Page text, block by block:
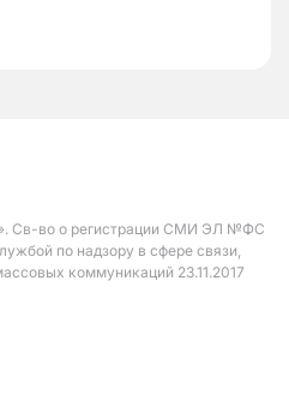
Св-во о регистрации СМИ ЭЛ №ФС
по надзору в сфере связи,
коммуникаций 23.11.2017